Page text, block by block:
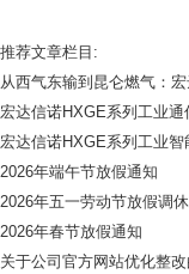
推荐文章栏目:
从西气东输到昆仑燃气：
宏达信诺HXGE系列工业
宏达信诺HXGE系列工业
2026年端午节放假通知
2026年五一劳动节放假调
2026年春节放假通知
关于公司官方网站优化整